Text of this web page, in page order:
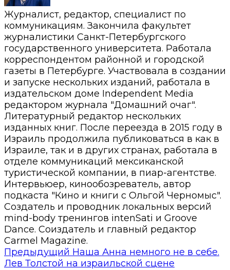
Журналист, редактор, специалист по
коммуникациям. Закончила факультет
журналистики Санкт-Петербургского
государственного университета. Работала
корреспондентом районной и городской
газеты в Петербурге. Участвовала в создании
и запуске нескольких изданий, работала в
издательском доме Independent Media
редактором журнала "Домашний очаг".
Литературный редактор нескольких
изданных книг. После переезда в 2015 году в
Израиль продолжила публиковаться в как в
Израиле, так и в других странах, работала в
отделе коммуникаций мексиканской
туристической компании, в пиар-агентстве.
Интервьюер, кинообозреватель, автор
подкаста "Кино и книги с Ольгой Черномыс".
Создатель и проводник локальных версий
mind-body тренингов intenSati и Groove
Dance. Соиздатель и главный редактор
Carmel Magazine.
Предыдущий Наша Анна немного не в себе.
Лев Толстой на израильской сцене